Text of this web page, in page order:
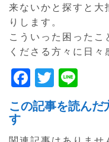
来ないかと探すと大
りします。
こういった困った
くださる方々に日々
F
a
c
e
T
w
itt
er
n
e
この記事を読んだ
す